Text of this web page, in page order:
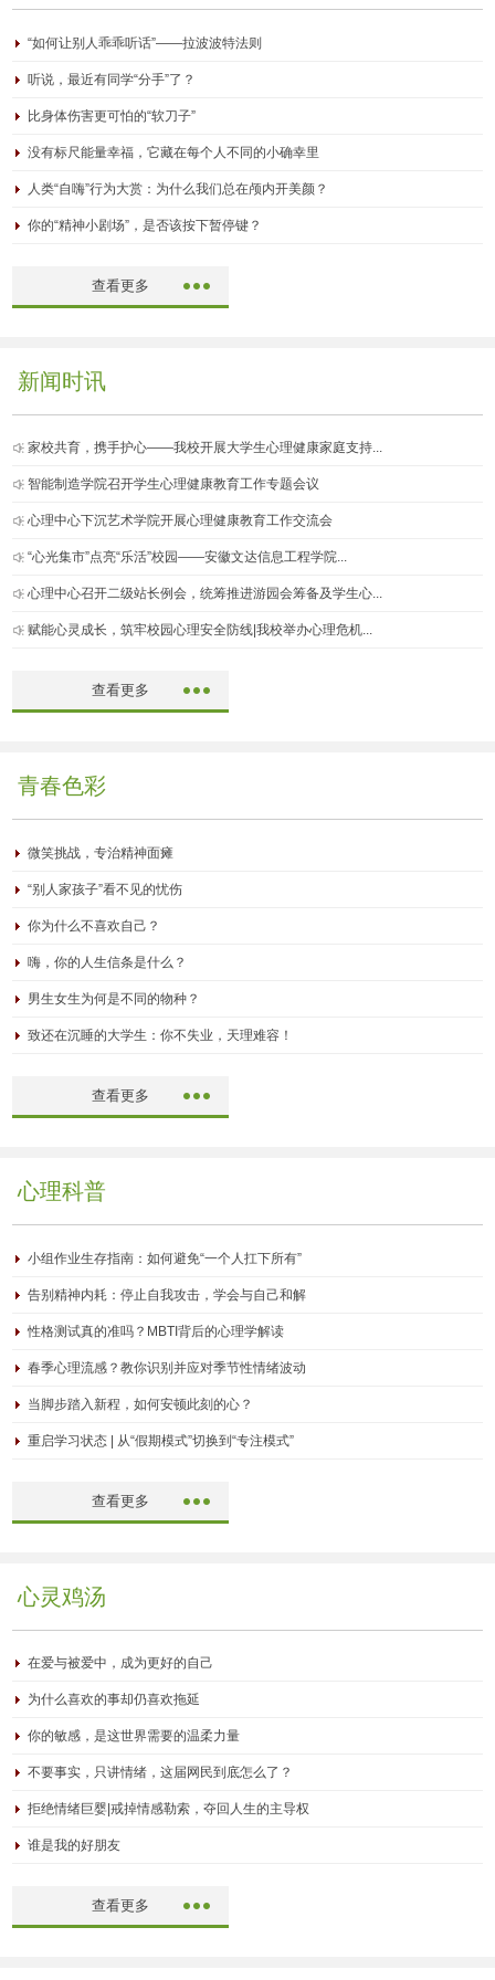
“如何让别人乖乖听话”——拉波波特法则
听说，最近有同学“分手”了？
比身体伤害更可怕的“软刀子”
没有标尺能量幸福，它藏在每个人不同的小确幸里
人类“自嗨”行为大赏：为什么我们总在颅内开美颜？
你的“精神小剧场”，是否该按下暂停键？
查看更多
新闻时讯
家校共育，携手护心——我校开展大学生心理健康家庭支持...
智能制造学院召开学生心理健康教育工作专题会议
心理中心下沉艺术学院开展心理健康教育工作交流会
“心光集市”点亮“乐活”校园——安徽文达信息工程学院...
心理中心召开二级站长例会，统筹推进游园会筹备及学生心...
赋能心灵成长，筑牢校园心理安全防线|我校举办心理危机...
查看更多
青春色彩
微笑挑战，专治精神面瘫
“别人家孩子”看不见的忧伤
你为什么不喜欢自己？
嗨，你的人生信条是什么？
男生女生为何是不同的物种？
致还在沉睡的大学生：你不失业，天理难容！
查看更多
心理科普
小组作业生存指南：如何避免“一个人扛下所有”
告别精神内耗：停止自我攻击，学会与自己和解
性格测试真的准吗？MBTI背后的心理学解读
春季心理流感？教你识别并应对季节性情绪波动
当脚步踏入新程，如何安顿此刻的心？
重启学习状态 | 从“假期模式”切换到“专注模式”
查看更多
心灵鸡汤
在爱与被爱中，成为更好的自己
为什么喜欢的事却仍喜欢拖延
你的敏感，是这世界需要的温柔力量
不要事实，只讲情绪，这届网民到底怎么了？
拒绝情绪巨婴|戒掉情感勒索，夺回人生的主导权
谁是我的好朋友
查看更多